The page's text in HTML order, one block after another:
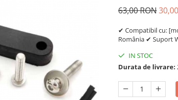
63,00 RON
✔ Compatibil cu:
România ✔ Suport
IN STOC
Durata de livrare: